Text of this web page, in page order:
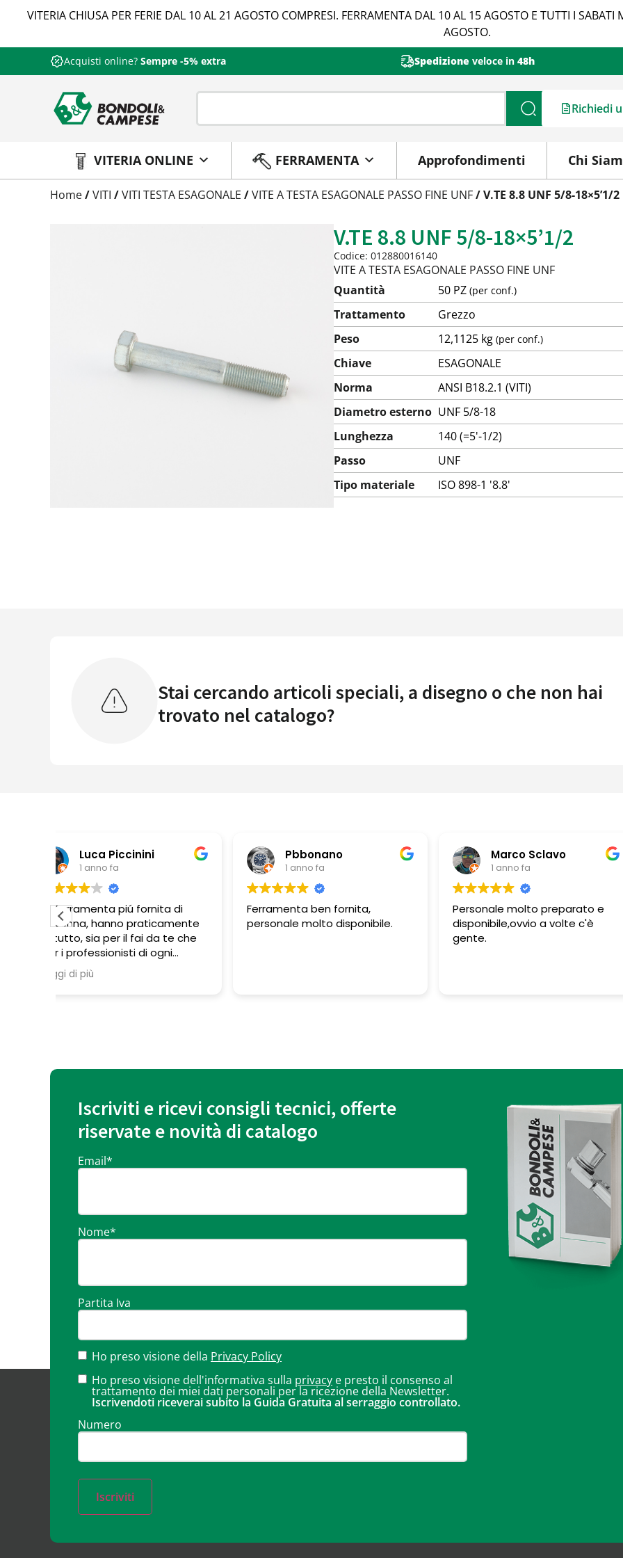
VITERIA CHIUSA PER FERIE DAL 10 AL 21 AGOSTO COMPRESI. FERRAMENTA DAL 10 AL 15 AGOSTO E TUTTI I
AGOSTO.
Acquisti online? Sempre -5% extra Spedizione veloce in 48h
Cerca Richiedi
VITERIA ONLINE FERRAMENTA Approfondimenti Chi
TrattamentoHome/VITI /VITI TESTA ESAGONALE /VITE A TESTA ESAGONALE PASSO FINE UNF/ V.TE 8.8 UNF 5/8-18×5’1/2
V.TE 8.8 UNF 5/8-18×5’1/2
Codice: 012880016140
VITE A TESTA ESAGONALE PASSO FINE UNF
Quantità
50 PZ (per conf.)
Trattamento
Grezzo
Peso
12,1125 kg (per conf.)
Chiave
ESAGONALE
Norma
ANSI B18.2.1 (VITI)
Diametro esterno UNF 5/8-18
Lunghezza
140 (=5'-1/2)
Passo
UNF
Tipo materiale
ISO 898-1 '8.8'
Stai cercando articoli speciali, a disegno o che non hai
trovato nel catalogo?
Pbbonano
1 anno fa
Ferramenta ben fornita,
personale molto disponibile.
Marco Sclavo
1 anno fa
Personale molto preparato e
disponibile,ovvio a volte c'è
Guerino Borda
1 anno fa
Personale molto
e gentile
Iscriviti e ricevi consigli tecnici, offerte
riservate e novità di catalogo
Email*
Nome*
Partita Iva
Ho preso visione della Privacy Policy
Ho preso visione dell'informativa sulla privacy e presto il consenso al
trattamento dei miei dati personali per la ricezione della Newsletter.
Iscrivendoti riceverai subito la Guida Gratuita al serraggio controllato.
Numero
Iscriviti